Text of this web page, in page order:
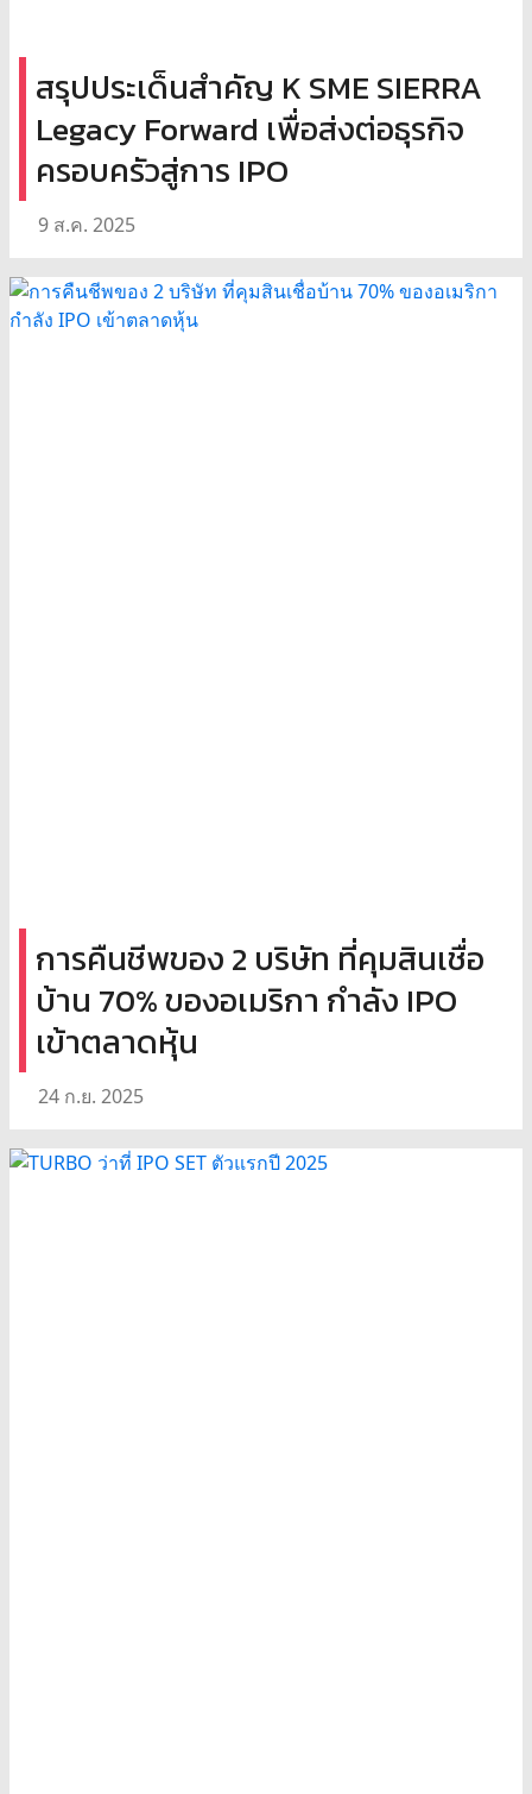
สรุปประเด็นสำคัญ K SME SIERRA
Legacy Forward เพื่อส่งต่อธุรกิจ
ครอบครัวสู่การ IPO
9 ส.ค. 2025
การคืนชีพของ 2 บริษัท ที่คุมสินเชื่อ
บ้าน 70% ของอเมริกา กำลัง IPO
เข้าตลาดหุ้น
24 ก.ย. 2025